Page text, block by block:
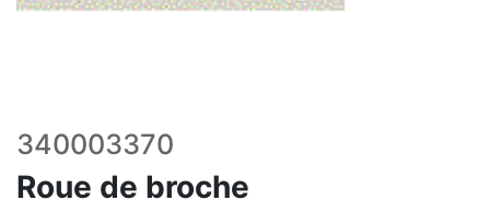
340003370
Roue de broche